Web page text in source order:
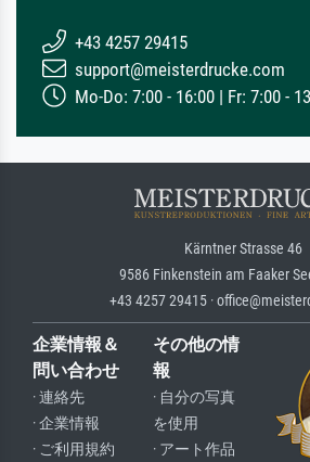
+43 4257 29415
support@meisterdrucke.com
Mo-Do: 7:00 - 16:00 | Fr: 7:00 -
Kärntner Strasse 46
9586 Finkenstein am Faaker
+43 4257 29415 ·
企業情報＆
問い合わせ
· 連絡先
· 企業情報
· ご利用規約
その他の情
報
· 自分の写真
を使用
· アート作品